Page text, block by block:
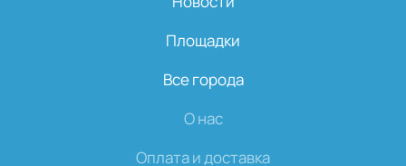
Площадки
Все города
О нас
Оплата и доставка